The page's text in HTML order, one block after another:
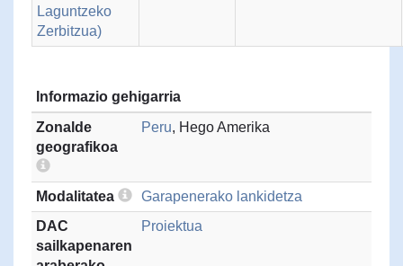
Laguntzeko
Zerbitzua)
Informazio gehigarria
Zonalde
geografikoa
Peru, Hego Amerika
Modalitatea
Garapenerako lankidetza
DAC
sailkapenaren
Proiektua